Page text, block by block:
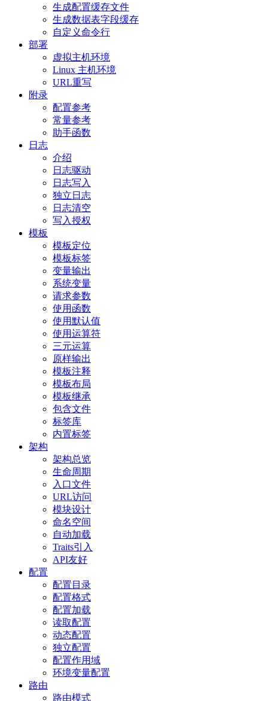
生成配置缓存文件
生成数据表字段缓存
自定义命令行
部署
虚拟主机环境
Linux 主机环境
URL重写
附录
配置参考
常量参考
助手函数
日志
介绍
日志驱动
日志写入
独立日志
日志清空
写入授权
模板
模板定位
模板标签
变量输出
系统变量
请求参数
使用函数
使用默认值
使用运算符
三元运算
原样输出
模板注释
模板布局
模板继承
包含文件
标签库
内置标签
架构
架构总览
生命周期
入口文件
URL访问
模块设计
命名空间
自动加载
Traits引入
API友好
配置
配置目录
配置格式
配置加载
读取配置
动态配置
独立配置
配置作用域
环境变量配置
路由
路由模式